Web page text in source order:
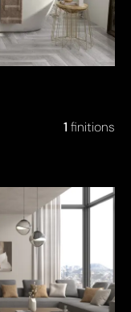
1 finitions